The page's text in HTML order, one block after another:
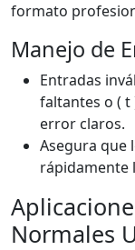
formato
Manejo de
Entradas
faltantes o ( t
error claros.
Asegura que
rápidamente
Normales